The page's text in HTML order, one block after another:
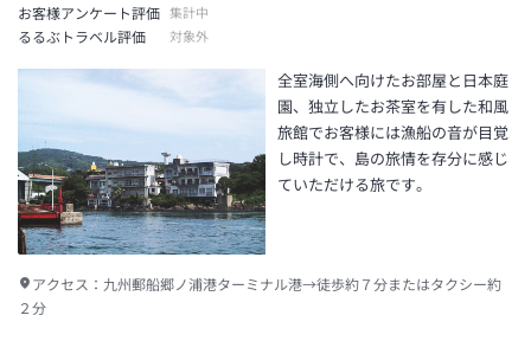
お客様アンケート評価 集計中
るるぶトラベル評価 対象外
全室海側へ向けたお部屋と日本庭
園、独立したお茶室を有した和風
旅館でお客様には漁船の音が目覚
し時計で、島の旅情を存分に感じ
ていただける旅です。
アクセス： 九州郵船郷ノ浦港ターミナル港→徒歩約７分またはタクシー約
２分